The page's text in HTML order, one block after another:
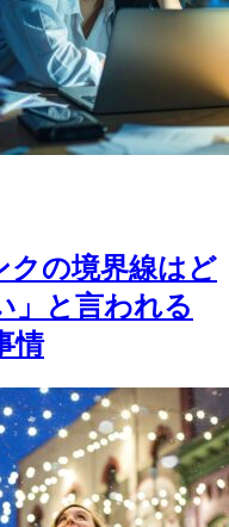
クの境界線はど
」と言われる
情